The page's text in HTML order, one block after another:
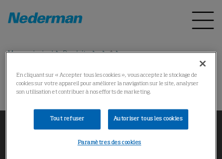
Menu principal Produits *
操作失败
En cliquant sur « Accepter tous les cookies », vous acceptez le stockage de
cookies sur votre appareil pour améliorer la navigation sur le site, analyser
son utilisation et contribuer à nos efforts de marketing.
Tout refuser Autoriser tous les cookies
Paramètres des cookies